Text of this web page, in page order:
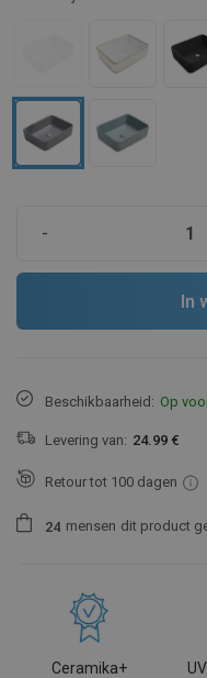
-
In
Beschikbaarheid: Op
Levering van: 24.99 €
Retour tot 100 dagen
24 mensen dit product
Ceramika+